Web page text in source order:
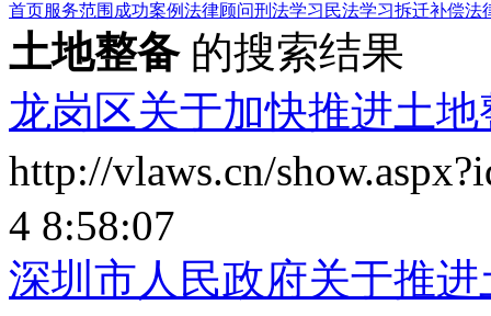
首页服务范围 成功案例法律顾问刑法学习 民法学习拆迁补偿法
土地整备的搜索结果
龙岗区关于加快推进土
http://vlaws.cn/
4 8:58:07
深圳市人民政府关于推